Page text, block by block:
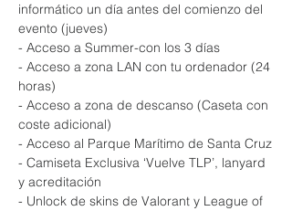
informático un día antes del comienzo del
evento (jueves)
- Acceso a Summer-con los 3 días
- Acceso a zona LAN con tu ordenador (24
horas)
- Acceso a zona de descanso (Caseta con
coste adicional)
- Acceso al Parque Marítimo de Santa Cruz
- Camiseta Exclusiva ‘Vuelve TLP’, lanyard
y acreditación
- Unlock de skins de Valorant y League of